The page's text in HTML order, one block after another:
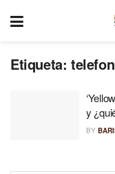
Etiqueta:
y
BY